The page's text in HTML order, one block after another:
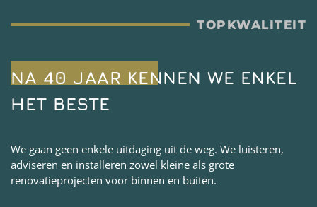
TOPKWALITEIT
NA 40 JAAR KENNEN WE ENKEL
HET BESTE
We gaan geen enkele uitdaging uit de weg. We luisteren,
adviseren en installeren zowel kleine als grote
renovatieprojecten voor binnen en buiten.